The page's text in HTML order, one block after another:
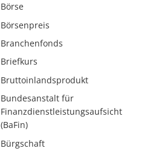
Börse
Börsenpreis
Branchenfonds
Briefkurs
Bruttoinlandsprodukt
Bundesanstalt für
Finanzdienstleistungsaufsicht
(BaFin)
Bürgschaft